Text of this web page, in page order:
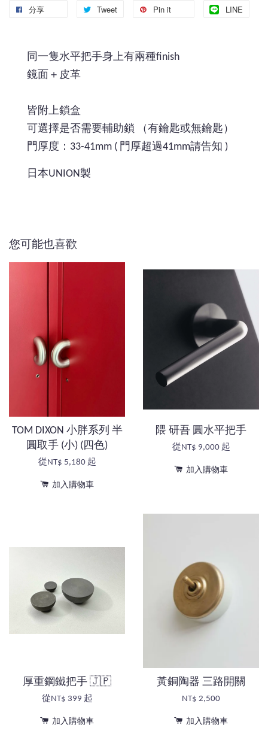
分享 Tweet Pin it LINE
同一隻水平把手身上有兩種finish
鏡面＋皮革
皆附上鎖盒
可選擇是否需要輔助鎖 （有鑰匙或無鑰匙）
門厚度：33-41mm ( 門厚超過41mm請告知 )
日本UNION製
您可能也喜歡
TOM DIXON 小胖系列 半
圓取手 (小) (四色)
從NT$ 5,180 起
加入購物車
隈 研吾 圓水平把手
從NT$ 9,000 起
加入購物車
厚重鋼鐵把手 🇯🇵
從NT$ 399 起
加入購物車
黃銅陶器 三路開關
NT$ 2,500
加入購物車